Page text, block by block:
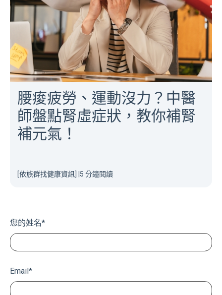
腰痠疲勞、運動沒力？中醫
師盤點腎虛症狀，教你補腎
補元氣！
[依族群找健康資訊] 5 分鐘閱讀
您的姓名*
Email *